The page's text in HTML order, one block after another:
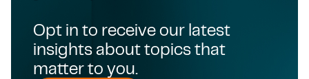
Opt in to receive our latest
insights about topics that
matter to you.